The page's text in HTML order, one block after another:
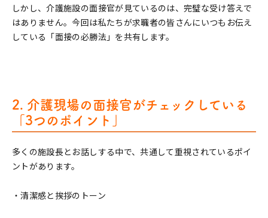
しかし、介護施設の面接官が見ているのは、完璧な受け答えで
はありません。今回は私たちが求職者の皆さんにいつもお伝え
している「面接の必勝法」を共有します。
2. 介護現場の面接官がチェックしている
「3つのポイント」
多くの施設長とお話しする中で、共通して重視されているポイ
ントがあります。
・清潔感と挨拶のトーン